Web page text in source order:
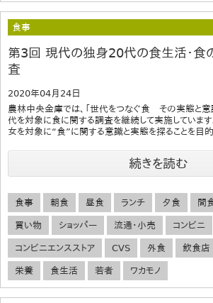
食事
第3回 現代の独身20代の食生活・食
査
2020年04月24日
農林中央金庫では、「世代をつなぐ食 その実態と意
代を対象に食に関する調査を継続して実施していま
女を対象に“食”に関する意識と実態を探ることを目
続きを読む
食事 朝食 昼食 ランチ 夕食 間
買い物 ショッパー 流通・小売 コンビニ
コンビニエンスストア CVS 外食 飲食店
栄養 食生活 若者 ワカモノ